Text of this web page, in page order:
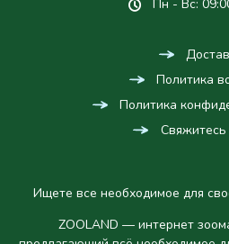
Пн - Вс:
Политика
Политика
Свяжитесь
Ищете все необходимое для
ZOOLAND — интернет